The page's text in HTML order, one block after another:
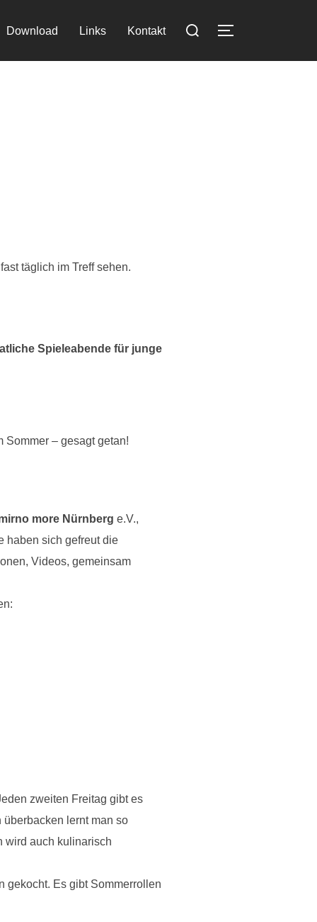
Download Links Kontakt
Suchen
täglich im Treff sehen.
Spieleabende für junge
Sommer – gesagt getan!
more Nürnberg e.V.,
haben sich gefreut die
Videos, gemeinsam
zweiten Freitag gibt es
lernt man so
wird auch kulinarisch
gekocht. Es gibt Sommerrollen